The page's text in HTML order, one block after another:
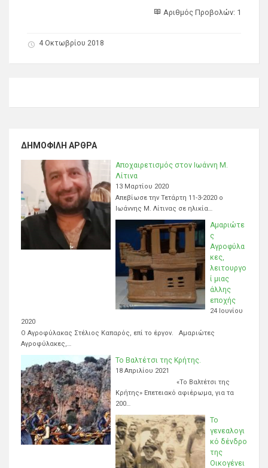
Αριθμός Προβολών: 1
4 Οκτωβρίου 2018
ΔΗΜΟΦΙΛΉ ΆΡΘΡΑ
Αποχαιρετισμός στον Ιωάννη Μ.
Λίτινα
13 Μαρτίου 2020
Απεβίωσε την Τετάρτη 11-3-2020 ο
Ιωάννης Μ. Λίτινας σε ηλικία…
Αμαριώτε
ς
Αγροφύλα
κες,
λειτουργο
ί μιας
άλλης
εποχής
24 Ιουνίου
2020
Ο Αγροφύλακας Στέλιος Καπαρός, επί το έργον. Αμαριώτες
Αγροφύλακες,…
Το Βαλτέτσι της Κρήτης.
18 Απριλίου 2021
«Το Βαλτέτσι της
Κρήτης» Επετειακό αφιέρωμα, για τα
200…
Το
γενεαλογι
κό δένδρο
της
Οικογένει